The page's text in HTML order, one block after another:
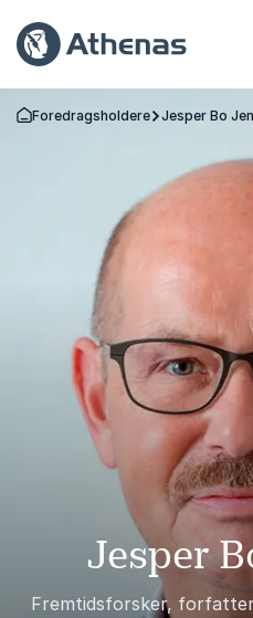
Tilbage til forsiden
Foredragsholdere Jesper Bo
Jesper
Fremtidsforsker,